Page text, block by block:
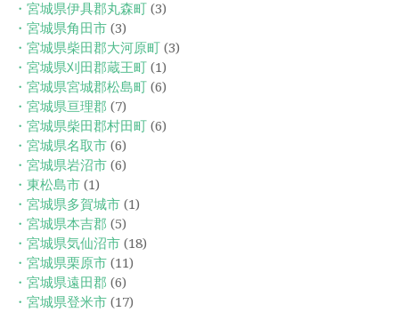
・宮城県伊具郡丸森町 (3)
・宮城県角田市 (3)
・宮城県柴田郡大河原町 (3)
・宮城県刈田郡蔵王町 (1)
・宮城県宮城郡松島町 (6)
・宮城県亘理郡 (7)
・宮城県柴田郡村田町 (6)
・宮城県名取市 (6)
・宮城県岩沼市 (6)
・東松島市 (1)
・宮城県多賀城市 (1)
・宮城県本吉郡 (5)
・宮城県気仙沼市 (18)
・宮城県栗原市 (11)
・宮城県遠田郡 (6)
・宮城県登米市 (17)